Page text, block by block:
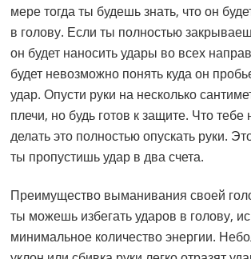
мере тогда ты будешь знать, что он
в голову. Если ты полностью
он будет наносить удары во всех
будет невозможно понять куда он
удар. Опусти руки на несколько
плечи, но будь готов к защите. Что тебе
делать это полностью опускать руки.
ты пропустишь удар в два счета.
Преимущество выманивания своей
ты можешь избегать ударов в голову,
минимальное количество энергии.